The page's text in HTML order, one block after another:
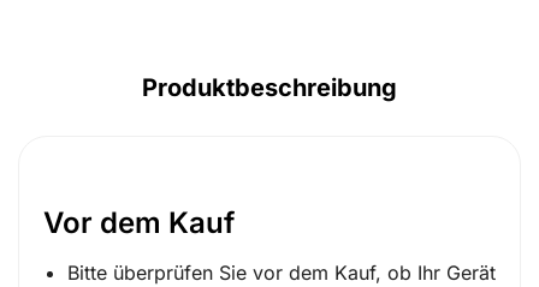
Produktbeschreibung
Vor dem Kauf
Bitte überprüfen Sie vor dem Kauf, ob Ihr Gerät